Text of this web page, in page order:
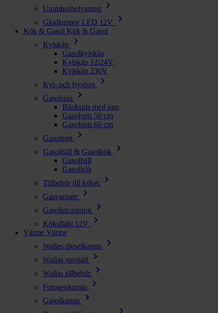
Utomhusbelysning chevron_right
Glödlampor LED 12V chevron_right
Kök & Gasol Kök & Gasol
Kylskåp
chevron_right
Gasolkylskåp
Kylskåp 12/24V
Kylskåp 230V
Kyl- och frysbox
chevron_right
Gasolspis chevron_right
Bänkspis med ugn
Gasolspis 50 cm
Gasolspis 60 cm
Gasolugn
chevron_right
Gasolhäll & Gasolkök chevron_right
Gasolhäll
Gasolkök
Tillbehör till köket
chevron_right
Gasvarnare chevron_right
Gasolutrustning chevron_right
Köksfläkt 12V chevron_right
Värme Värme
Wallas dieselkamin
chevron_right
Wallas spishäll chevron_right
Wallas tillbehör chevron_right
Fotogenkamin chevron_right
Gasolkamin chevron_right